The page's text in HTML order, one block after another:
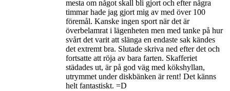
mesta om något skall bli gjort och efter några
timmar hade jag gjort mig av med över 100
föremål. Kanske ingen sport när det är
överbelamrat i lägenheten men med tanke på hur
svårt det varit att slänga en endaste sak kändes
det extremt bra. Slutade skriva ned efter det och
fortsatte att röja av bara farten. Skafferiet
städades ut, är på god väg med kökshyllan,
utrymmet under diskbänken är rent! Det känns
helt fantastiskt. =D